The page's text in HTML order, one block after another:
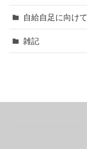
自給自足に向けて
雑記